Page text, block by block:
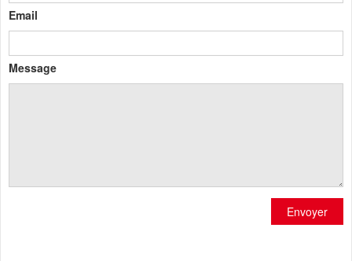
Email
Message
Envoyer